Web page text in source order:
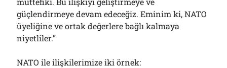
güçlendirmeye devam edeceğiz. Eminim ki, NATO
üyeliğine ve ortak değerlere bağlı kalmaya
niyetliler.”
NATO ile ilişkilerimize iki örnek: